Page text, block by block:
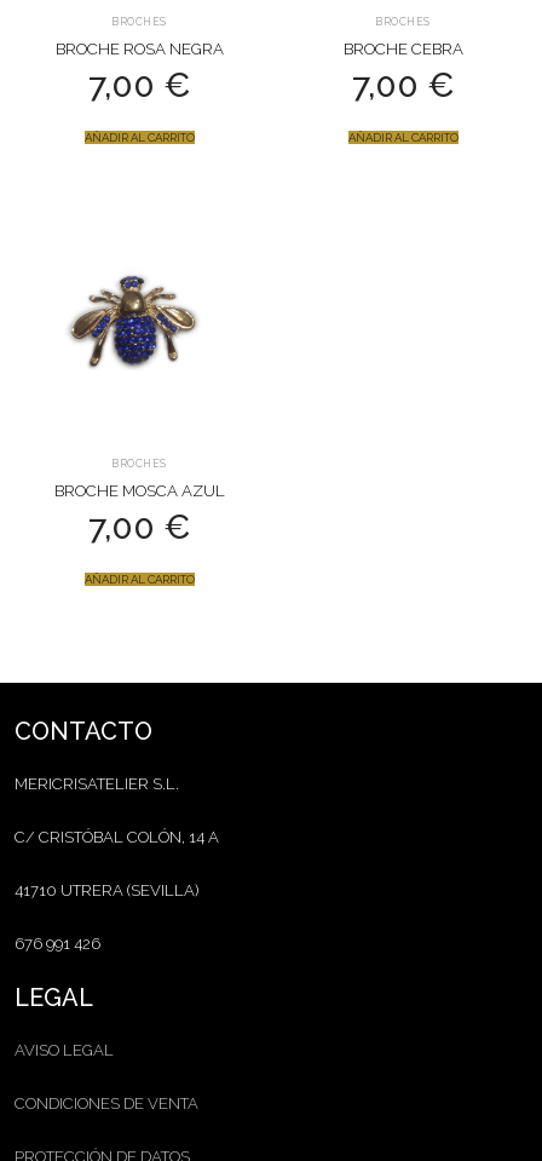
BROCHES
BROCHE ROSA NEGRA
7,00 €
AÑADIR AL CARRITO
BROCHES
BROCHE CEBRA
7,00 €
AÑADIR AL CARRITO
BROCHES
BROCHE MOSCA AZUL
7,00 €
AÑADIR AL CARRITO
CONTACTO
MERICRISATELIER S.L.
C/ CRISTÓBAL COLÓN, 14 A
41710 UTRERA (SEVILLA)
676 991 426
LEGAL
AVISO LEGAL
CONDICIONES DE VENTA
PROTECCIÓN DE DATOS